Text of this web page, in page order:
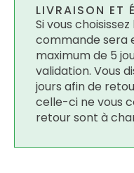
LIVRAISON ET
Si vous
commande sera
maximum de 5
validation. Vous
jours afin de
celle-ci ne vous
retour sont à